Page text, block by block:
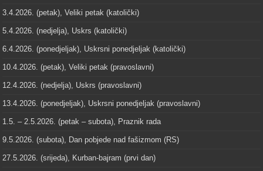
3.4.2026. (petak), Veliki petak (katolički)
5.4.2026. (nedjelja), Uskrs (katolički)
6.4.2026. (ponedjeljak), Uskrsni ponedjeljak (katolički)
10.4.2026. (petak), Veliki petak (pravoslavni)
12.4.2026. (nedjelja), Uskrs (pravoslavni)
13.4.2026. (ponedjeljak), Uskrsni ponedjeljak (pravoslavni)
1.5. – 2.5.2026. (petak – subota), Praznik rada
9.5.2026. (subota), Dan pobjede nad fašizmom (RS)
27.5.2026. (srijeda), Kurban-bajram (prvi dan)